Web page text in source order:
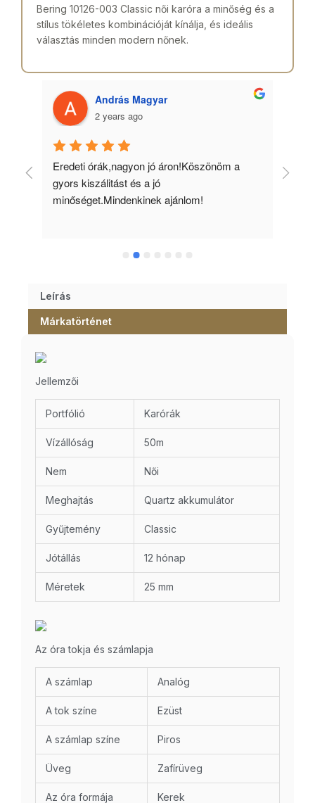
Bering 10126-003 Classic női karóra a minőség és a
stílus tökéletes kombinációját kínálja, és ideális
választás minden modern nőnek.
András Magyar
2 years ago
Eredeti órák,nagyon jó áron!Köszönöm a
gyors kiszálitást és a jó
minőséget.Mindenkinek ajánlom!
Leírás
Márkatörténet
Jellemzői
Portfólió Karórák
Vízállóság 50m
Nem Női
Meghajtás Quartz akkumulátor
Gyűjtemény Classic
Jótállás 12 hónap
Méretek 25 mm
Az óra tokja és számlapja
A számlap Analóg
A tok színe Ezüst
A számlap színe Piros
Üveg Zafírüveg
Az óra formája Kerek